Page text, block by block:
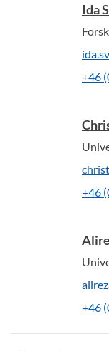
Ida
+46
+46
+46